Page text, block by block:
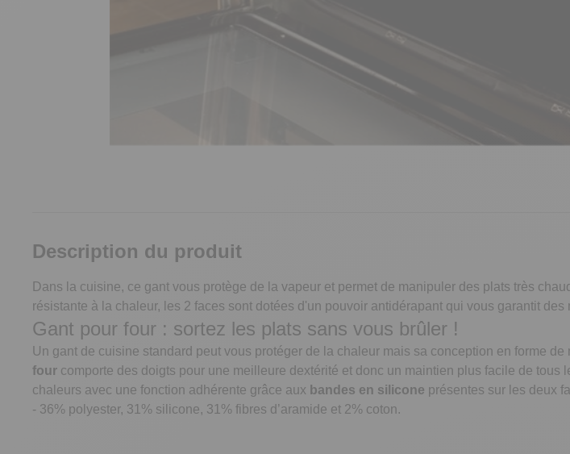
Description du produit
Dans la cuisine, ce gant vous protège de la vapeur et permet de manipuler des plats très
résistante à la chaleur, les 2 faces sont dotées d'un pouvoir antidérapant qui vous garantit
Gant pour four : sortez les plats sans vous brûler !
Un gant de cuisine standard peut vous protéger de la chaleur mais sa conception en forme
four comporte des doigts pour une meilleure dextérité et donc un maintien plus facile de
chaleurs avec une fonction adhérente grâce aux bandes en silicone présentes sur les deux
- 36% polyester, 31% silicone, 31% fibres d’aramide et 2% coton.